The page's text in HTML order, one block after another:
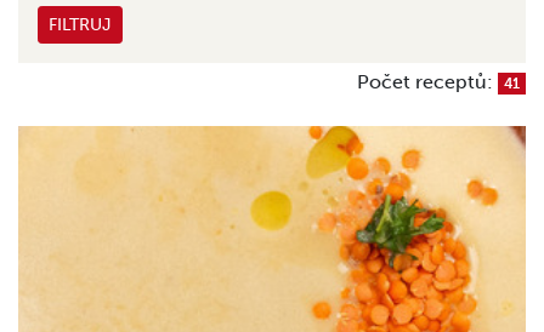
FILTRUJ
Počet receptů: 41